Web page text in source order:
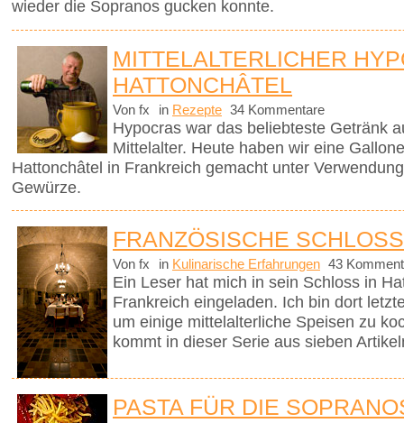
wieder die Sopranos gucken konnte.
MITTELALTERLICHER
HATTONCHÂTEL
Von fx in Rezepte 34 Kommentare
Hypocras war das beliebteste Getränk
Mittelalter. Heute haben wir eine
Hattonchâtel in Frankreich gemacht unter
Gewürze.
FRANZÖSISCHE
Von fx in Kulinarische Erfahrungen 43
Ein Leser hat mich in sein Schloss in
Frankreich eingeladen. Ich bin dort
um einige mittelalterliche Speisen zu
kommt in dieser Serie aus sieben
PASTA FÜR DIE